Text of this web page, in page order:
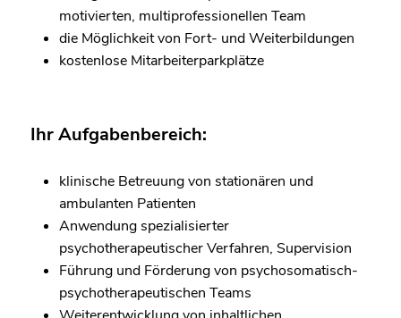
motivierten, multiprofessionellen Team
die Möglichkeit von Fort- und Weiterbildungen
kostenlose Mitarbeiterparkplätze
Ihr Aufgabenbereich:
klinische Betreuung von stationären und
ambulanten Patienten
Anwendung spezialisierter
psychotherapeutischer Verfahren, Supervision
Führung und Förderung von psychosomatisch-
psychotherapeutischen Teams